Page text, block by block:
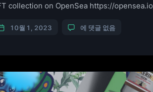
collection on OpenSea https://
10월 1, 2023 에 댓글 없음